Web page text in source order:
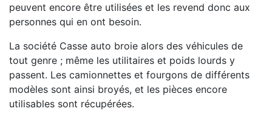
peuvent encore être utilisées et les revend donc aux
personnes qui en ont besoin.
La société Casse auto broie alors des véhicules de
tout genre ; même les utilitaires et poids lourds y
passent. Les camionnettes et fourgons de différents
modèles sont ainsi broyés, et les pièces encore
utilisables sont récupérées.